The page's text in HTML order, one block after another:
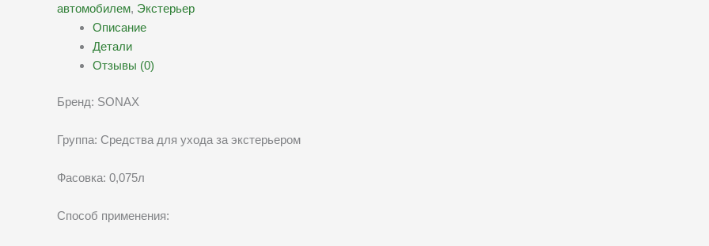
автомобилем, Экстерьер
Описание
Детали
Отзывы (0)
Бренд: SONAX
Группа: Средства для ухода за экстерьером
Фасовка: 0,075л
Способ применения: